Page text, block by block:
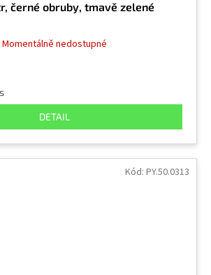
černé obruby, tmavě zelené
Momentálně nedostupné
DETAIL
Kód: PY.50.0313